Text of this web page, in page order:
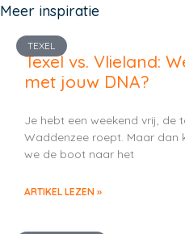
Meer inspiratie
TEXEL
Texel vs. Vlieland:
met jouw DNA?
Je hebt een weekend vrij, de
Waddenzee roept. Maar dan
we de boot naar het
ARTIKEL LEZEN »